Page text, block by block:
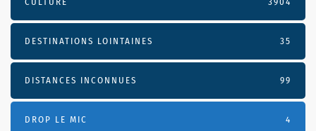
DESTINATIONS LOINTAINES 35
DISTANCES INCONNUES 99
DROP LE MIC 4